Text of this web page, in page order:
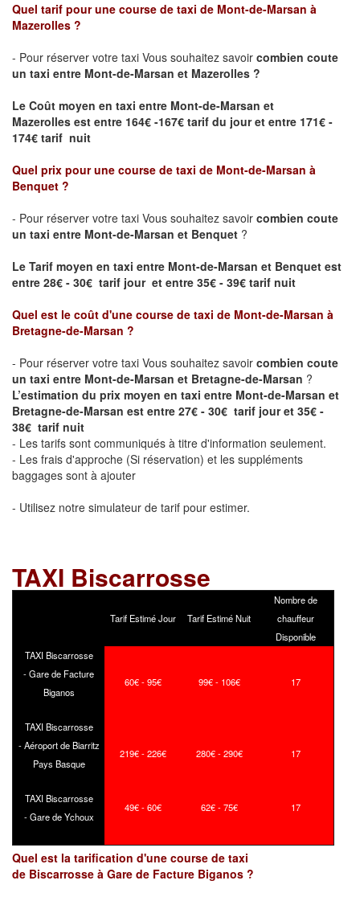
Quel tarif pour une course de taxi de Mont-de-Marsan à
Mazerolles ?
- Pour réserver votre taxi Vous souhaitez savoir combien coute
un taxi entre Mont-de-Marsan et Mazerolles ?
Le Coût moyen en taxi entre Mont-de-Marsan et
Mazerolles est entre 164€ -167€ tarif du jour et entre 171€ -
174€ tarif nuit
Quel prix pour une course de taxi de Mont-de-Marsan à
Benquet ?
- Pour réserver votre taxi Vous souhaitez savoir combien coute
un taxi entre Mont-de-Marsan et Benquet ?
Le Tarif moyen en taxi entre Mont-de-Marsan et Benquet est
entre 28€ - 30€ tarif jour et entre 35€ - 39€ tarif nuit
Quel est le coût d'une course de taxi de Mont-de-Marsan à
Bretagne-de-Marsan ?
- Pour réserver votre taxi Vous souhaitez savoir combien coute
un taxi entre Mont-de-Marsan et Bretagne-de-Marsan ?
L’estimation du prix moyen en taxi entre Mont-de-Marsan et
Bretagne-de-Marsan est entre 27€ - 30€ tarif jour et 35€ -
38€ tarif nuit
- Les tarifs sont communiqués à titre d'information seulement.
- Les frais d'approche (Si réservation) et les suppléments
baggages sont à ajouter
- Utilisez notre simulateur de tarif pour estimer.
TAXI Biscarrosse
Tarif Estimé Jour Tarif Estimé Nuit
Nombre de
chauffeur
Disponible
TAXI Biscarrosse
- Gare de Facture
Biganos
60€ - 95€ 99€ - 106€ 17
TAXI Biscarrosse
- Aéroport de Biarritz
Pays Basque
219€ - 226€ 280€ - 290€ 17
TAXI Biscarrosse
- Gare de Ychoux
49€ - 60€ 62€ - 75€ 17
Quel est la tarification d'une course de taxi
de Biscarrosse à Gare de Facture Biganos ?